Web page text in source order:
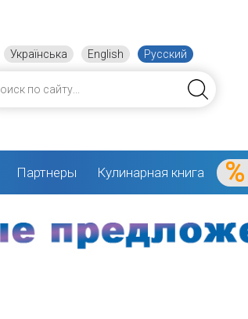
Українська English Русский
Партнеры Кулинарная книга